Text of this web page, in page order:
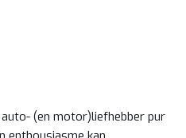
(en motor)liefhebber pur